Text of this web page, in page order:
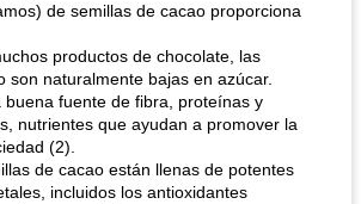
de semillas de cacao proporciona
productos de chocolate, las
son naturalmente bajas en azúcar.
buena fuente de fibra, proteínas y
nutrientes que ayudan a promover la
(2).
de cacao están llenas de potentes
incluidos los antioxidantes